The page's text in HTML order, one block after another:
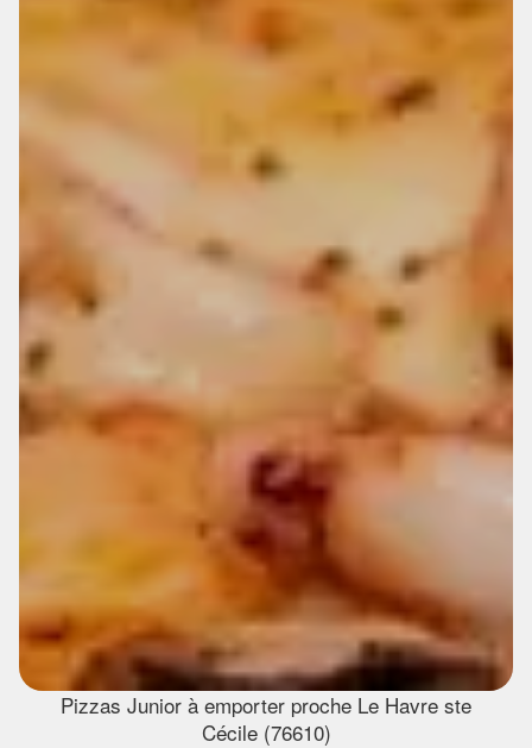
Pizzas Junior à emporter proche Le Havre ste
Cécile (76610)